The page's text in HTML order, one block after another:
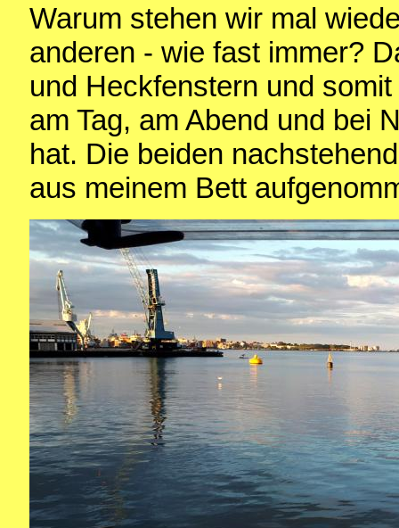
Warum stehen wir mal
anderen - wie fast immer?
und Heckfenstern und
am Tag, am Abend und bei
hat. Die beiden
aus meinem Bett